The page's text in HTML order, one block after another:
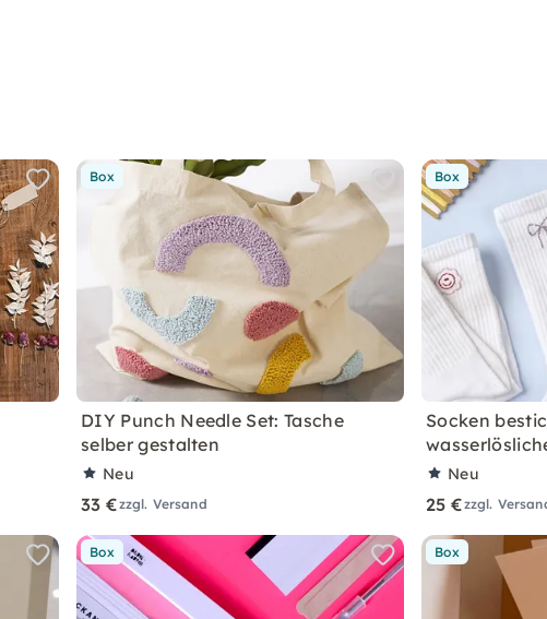
Box
DIY Punch Needle Set: Tasche
selber gestalten
Neu
33 €zzgl. Versand
Box
Socken
Neu
25 €zzgl.
Box Box